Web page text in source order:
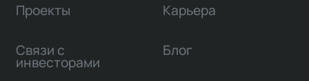
Проекты
Связи с
инвесторами
Карьера
Блог